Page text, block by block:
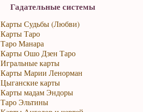
Гадательные системы
Карты Судьбы (Любви)
Карты Таро
Таро Манара
Карты Ошо Дзен Таро
Игральные карты
Карты Марии Ленорман
Цыганские карты
Карты мадам Эндоры
Таро Эльтины